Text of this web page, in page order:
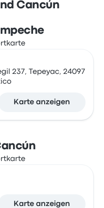
Cancún
237, Tepeyac, 24097
Karte anzeigen
Karte anzeigen